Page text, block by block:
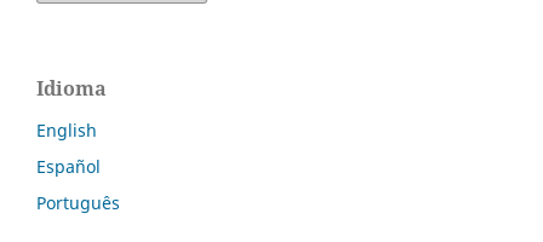
Idioma
English
Español
Português